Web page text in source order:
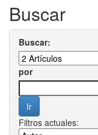
Buscar
Buscar:
por
Filtros actuales: